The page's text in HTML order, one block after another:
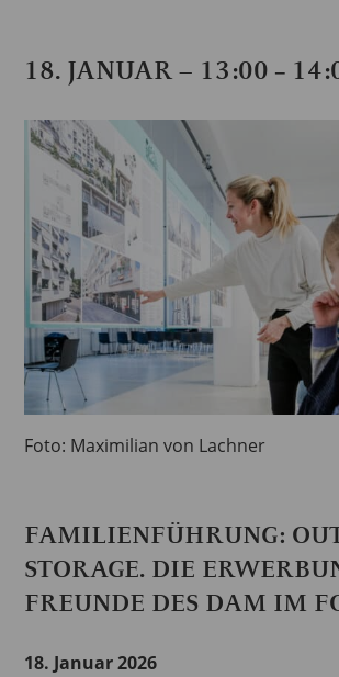
18. JANUAR – 13:00 –
Foto: Maximilian von Lachner
FAMILIENFÜHRUNG:
STORAGE. DIE
FREUNDE DES DAM IM
18. Januar 2026